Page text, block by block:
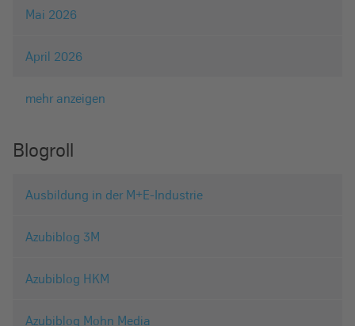
Mai 2026
April 2026
mehr anzeigen
Blogroll
Ausbildung in der M+E-Industrie
Azubiblog 3M
Azubiblog HKM
Azubiblog Mohn Media